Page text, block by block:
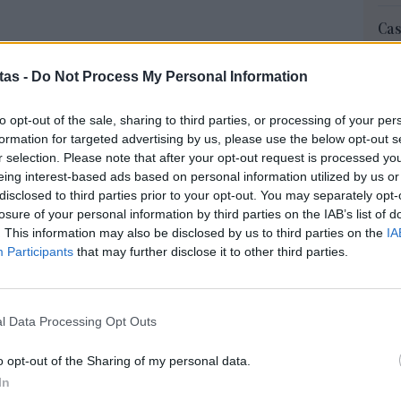
- Do Not Process My Personal Information
opt-out of the sale, sharing to third parties, or processing of your
for targeted advertising by us, please use the below opt-out
selection. Please note that after your opt-out request is processed
interest-based ads based on personal information utilized by us
to third parties prior to your opt-out. You may separately
of your personal information by third parties on the IAB’s list of
This information may also be disclosed by us to third parties on the
Participants that may further disclose it to other third parties.
Data Processing Opt Outs
opt-out of the Sharing of my personal data.
αναλυτικά τα αντικείμενα που απαιτείται
βοηθειών: